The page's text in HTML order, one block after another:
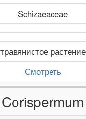
Schizaeaceae
травянистое растение
Смотреть
Corispermum